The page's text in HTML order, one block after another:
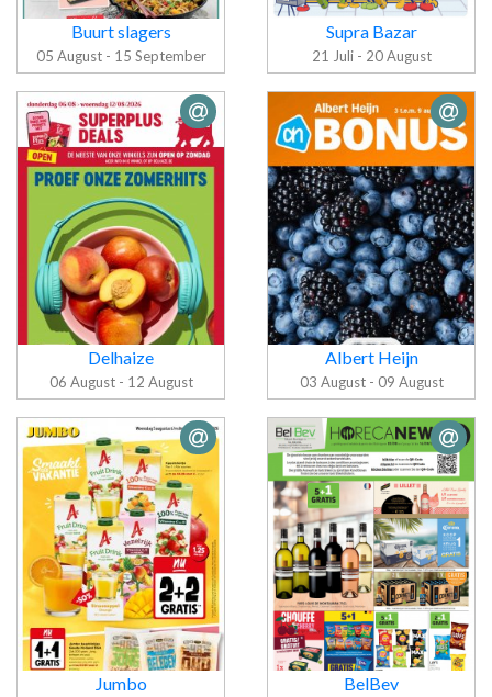
Folder Buurt
slagers
Buurt slagers
05 August - 15 September
Folder Supra
Bazar
Supra Bazar
21 Juli - 20 August
Folder Delhaize
Delhaize
06 August - 12 August
Folder Albert
Heijn
Albert Heijn
03 August - 09 August
Jumbo BelBev